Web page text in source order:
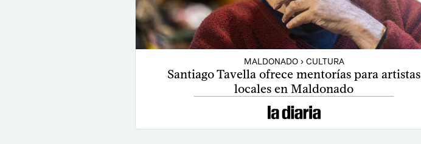
MALDONADO › CULTURA
Santiago Tavella ofrece mentorías para artistas
locales en Maldonado